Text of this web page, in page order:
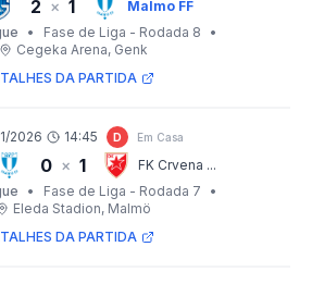
2 × 1
Malmo FF
• Fase de Liga - Rodada 8
•
Cegeka Arena, Genk
DA PARTIDA
2026 14:45 D Em Casa
0 × 1
FK Crvena ...
• Fase de Liga - Rodada 7
•
Eleda Stadion, Malmö
DA PARTIDA